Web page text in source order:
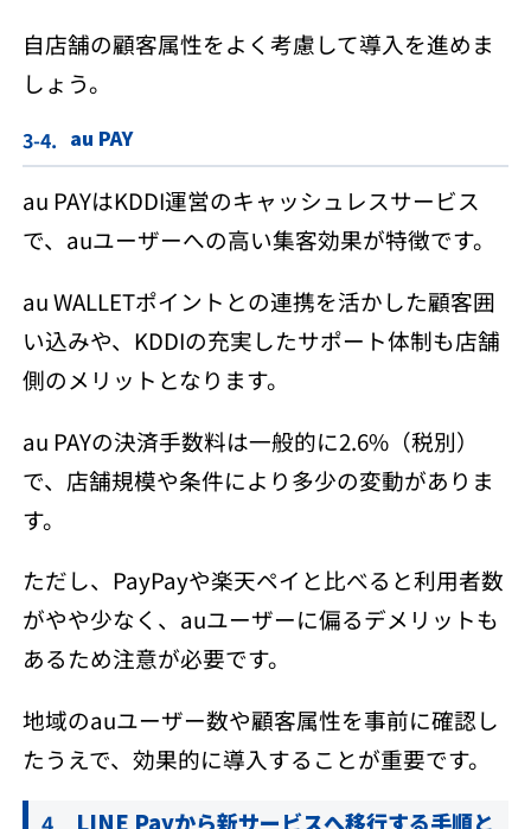
自店舗の顧客属性をよく考慮して導入を進めま
しょう。
au PAY
au PAYはKDDI運営のキャッシュレスサービス
で、auユーザーへの高い集客効果が特徴です。
au WALLETポイントとの連携を活かした顧客囲
い込みや、KDDIの充実したサポート体制も店舗
側のメリットとなります。
au PAYの決済手数料は一般的に2.6%（税別）
で、店舗規模や条件により多少の変動がありま
す。
ただし、PayPayや楽天ペイと比べると利用者数
がやや少なく、auユーザーに偏るデメリットも
あるため注意が必要です。
地域のauユーザー数や顧客属性を事前に確認し
たうえで、効果的に導入することが重要です。
LINE Payから新サービスへ移行する手順と